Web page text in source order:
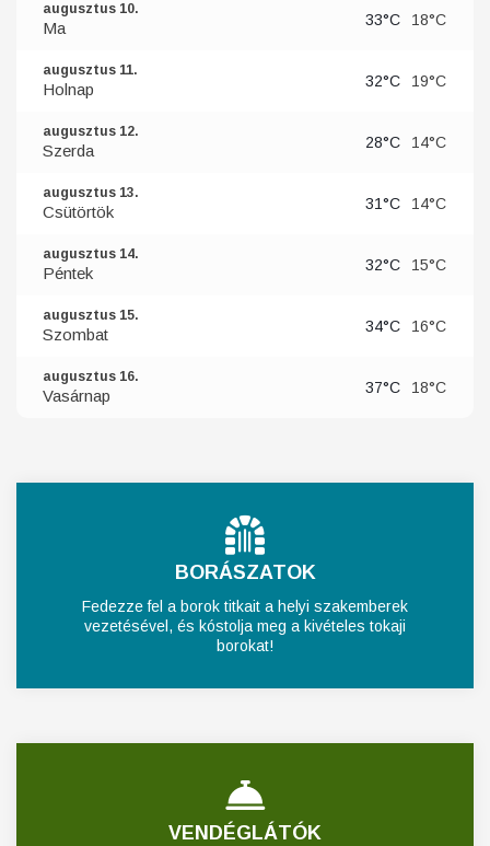
augusztus 10.
Ma 33°C 18°C
augusztus 11.
Holnap 32°C 19°C
augusztus 12.
Szerda 28°C 14°C
augusztus 13.
Csütörtök 31°C 14°C
augusztus 14.
Péntek 32°C 15°C
augusztus 15.
Szombat 34°C 16°C
augusztus 16.
Vasárnap 37°C 18°C
BORÁSZATOK
Fedezze fel a borok titkait a helyi szakemberek
vezetésével, és kóstolja meg a kivételes tokaji
borokat!
VENDÉGLÁTÓK